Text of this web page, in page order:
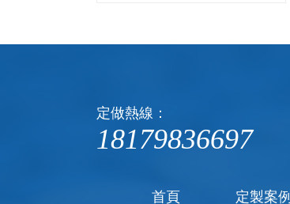
定做熱線：
18179836697
首頁 定製案例